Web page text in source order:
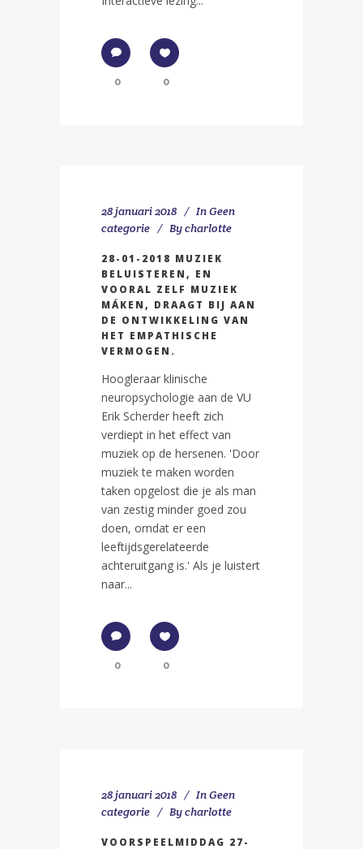
0 0
28 januari 2018 InGeen
categorie
Bycharlotte
28-01-2018 MUZIEK
BELUISTEREN, EN
VOORAL ZELF MUZIEK
MÁKEN, DRAAGT BIJ AAN
DE ONTWIKKELING VAN
HET EMPATHISCHE
VERMOGEN.
Hoogleraar klinische
neuropsychologie aan de VU
Erik Scherder heeft zich
verdiept in het effect van
muziek op de hersenen. 'Door
muziek te maken worden
taken opgelost die je als man
van zestig minder goed zou
doen, omdat er een
leeftijdsgerelateerde
achteruitgang is.' Als je luistert
naar...
0 0
28 januari 2018 InGeen
categorie
Bycharlotte
VOORSPEELMIDDAG 27-